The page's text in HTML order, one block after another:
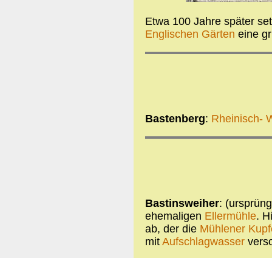
Etwa 100 Jahre später
Englischen Gärten eine
Bastenberg: Rheinisch-
Bastinsweiher:
ehemaligen Ellermühle.
ab, der die Mühlener
mit Aufschlagwasser